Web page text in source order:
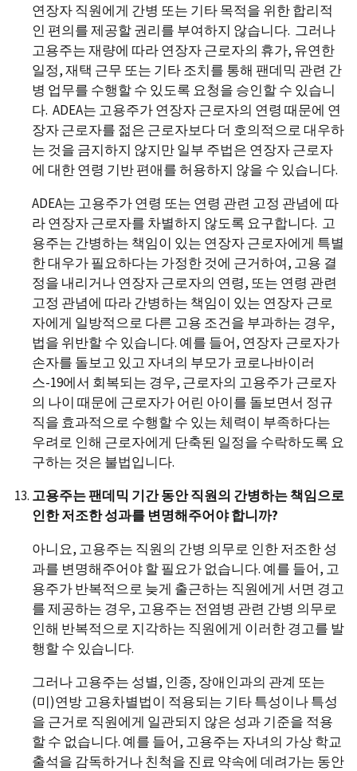
연장자 직원에게 간병 또는 기타 목적을 위한 합리적
인 편의를 제공할 권리를 부여하지 않습니다. 그러나
고용주는 재량에 따라 연장자 근로자의 휴가, 유연한
일정, 재택 근무 또는 기타 조치를 통해 팬데믹 관련 간
병 업무를 수행할 수 있도록 요청을 승인할 수 있습니
다. ADEA는 고용주가 연장자 근로자의 연령 때문에 연
장자 근로자를 젊은 근로자보다 더 호의적으로 대우하
는 것을 금지하지 않지만 일부 주법은 연장자 근로자
에 대한 연령 기반 편애를 허용하지 않을 수 있습니다.
ADEA는 고용주가 연령 또는 연령 관련 고정 관념에 따
라 연장자 근로자를 차별하지 않도록 요구합니다. 고
용주는 간병하는 책임이 있는 연장자 근로자에게 특별
한 대우가 필요하다는 가정한 것에 근거하여, 고용 결
정을 내리거나 연장자 근로자의 연령, 또는 연령 관련
고정 관념에 따라 간병하는 책임이 있는 연장자 근로
자에게 일방적으로 다른 고용 조건을 부과하는 경우,
법을 위반할 수 있습니다. 예를 들어, 연장자 근로자가
손자를 돌보고 있고 자녀의 부모가 코로나바이러
스-19에서 회복되는 경우, 근로자의 고용주가 근로자
의 나이 때문에 근로자가 어린 아이를 돌보면서 정규
직을 효과적으로 수행할 수 있는 체력이 부족하다는
우려로 인해 근로자에게 단축된 일정을 수락하도록 요
구하는 것은 불법입니다.
고용주는 팬데믹 기간 동안 직원의 간병하는 책임으로
인한 저조한 성과를 변명해주어야 합니까?
아니요, 고용주는 직원의 간병 의무로 인한 저조한 성
과를 변명해주어야 할 필요가 없습니다. 예를 들어, 고
용주가 반복적으로 늦게 출근하는 직원에게 서면 경고
를 제공하는 경우, 고용주는 전염병 관련 간병 의무로
인해 반복적으로 지각하는 직원에게 이러한 경고를 발
행할 수 있습니다.
그러나 고용주는 성별, 인종, 장애인과의 관계 또는
(미)연방 고용차별법이 적용되는 기타 특성이나 특성
을 근거로 직원에게 일관되지 않은 성과 기준을 적용
할 수 없습니다. 예를 들어, 고용주는 자녀의 가상 학교
출석을 감독하거나 친척을 진료 약속에 데려가는 동안